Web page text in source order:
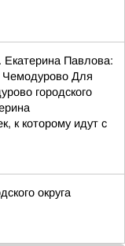
Павлова:
Чемодурово Для
городского
к которому идут с
округа